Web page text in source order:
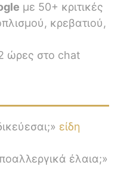
με 50+ κριτικές
κρεβατιού,
ώρες στο chat
είδη
έλαια;»